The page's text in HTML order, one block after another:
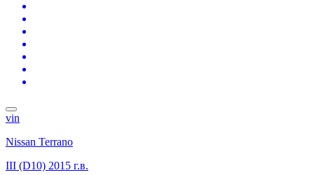
vin
Nissan Terrano
III (D10) 2015 г.в.